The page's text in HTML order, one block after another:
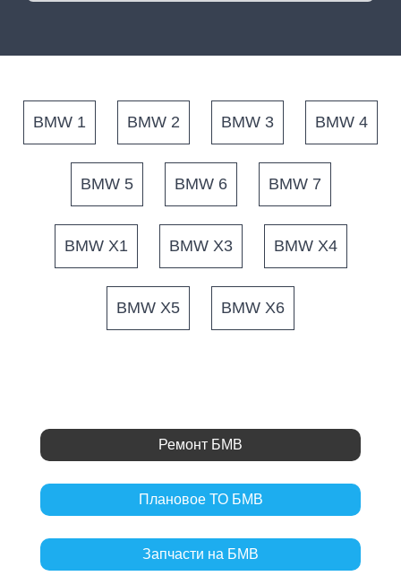
BMW 1 BMW 2 BMW 3 BMW 4
BMW 5 BMW 6 BMW 7
BMW X1 BMW X3 BMW X4
BMW X5 BMW X6
Ремонт БМВ
Плановое ТО БМВ
Запчасти на БМВ